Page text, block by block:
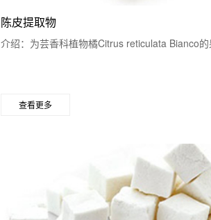
陈皮提取物
介绍：为芸香科植物橘Citrus reticulata Bianco
查看更多